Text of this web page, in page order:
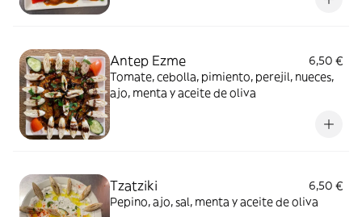
Antep Ezme
6,50 €
Tomate, cebolla, pimiento, perejil, nueces,
ajo, menta y aceite de oliva
Tzatziki
6,50 €
Pepino, ajo, sal, menta y aceite de oliva